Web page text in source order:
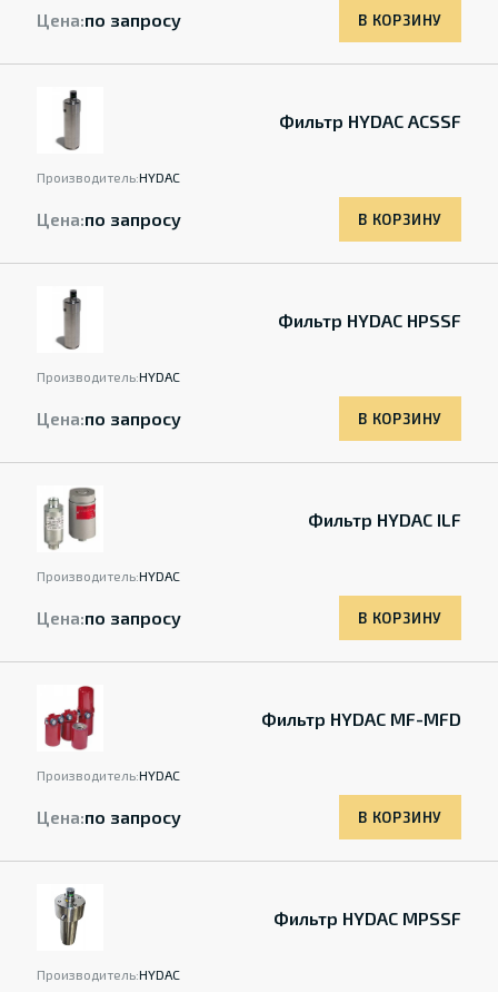
Цена:по запросу В КОРЗИНУ
Фильтр HYDAC ACSSF
Производитель:HYDAC
Цена:по запросу В КОРЗИНУ
Фильтр HYDAC HPSSF
Производитель:HYDAC
Цена:по запросу В КОРЗИНУ
Фильтр HYDAC ILF
Производитель:HYDAC
Цена:по запросу В КОРЗИНУ
Фильтр HYDAC MF-MFD
Производитель:HYDAC
Цена:по запросу В КОРЗИНУ
Фильтр HYDAC MPSSF
Производитель:HYDAC